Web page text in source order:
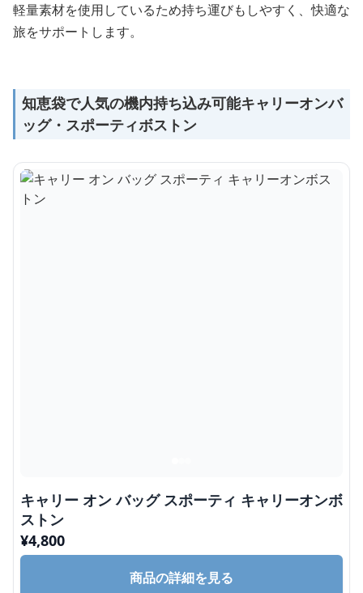
軽量素材を使用しているため持ち運びもしやすく、快適な
旅をサポートします。
知恵袋で人気の機内持ち込み可能キャリーオンバ
ッグ・スポーティボストン
キャリー オン バッグ スポーティ キャリーオンボ
ストン
¥4,800
商品の詳細を見る